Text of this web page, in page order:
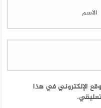
الإلكتروني في هذا